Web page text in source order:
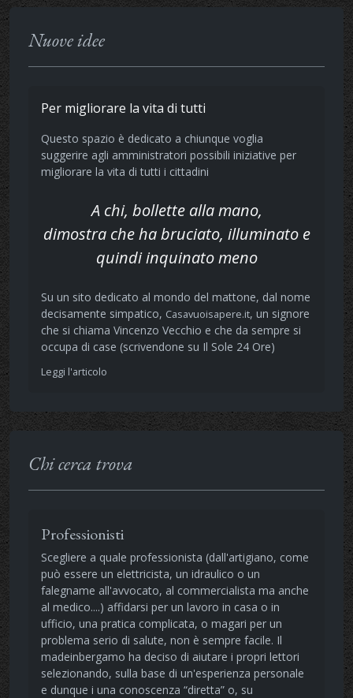
Nuove idee
Per migliorare la vita di tutti
Questo spazio è dedicato a chiunque voglia
suggerire agli amministratori possibili iniziative per
migliorare la vita di tutti i cittadini
A chi, bollette alla mano,
dimostra che ha bruciato, illuminato e
quindi inquinato meno
Su un sito dedicato al mondo del mattone, dal nome
decisamente simpatico, Casavuoisapere.it, un signore
che si chiama Vincenzo Vecchio e che da sempre si
occupa di case (scrivendone su Il Sole 24 Ore)
Leggi l'articolo
Chi cerca trova
Professionisti
Scegliere a quale professionista (dall'artigiano, come
può essere un elettricista, un idraulico o un
falegname all'avvocato, al commercialista ma anche
al medico....) affidarsi per un lavoro in casa o in
ufficio, una pratica complicata, o magari per un
problema serio di salute, non è sempre facile. Il
madeinbergamo ha deciso di aiutare i propri lettori
selezionando, sulla base di un'esperienza personale
e dunque i una conoscenza “diretta” o, su